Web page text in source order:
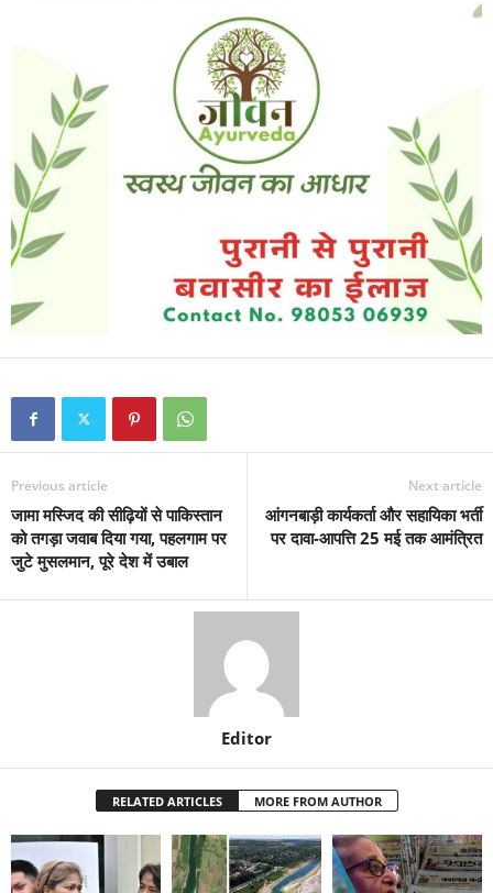
Previous article
जामा मस्जिद की सीढ़ियों से पाकिस्तान
को तगड़ा जवाब दिया गया, पहलगाम पर
जुटे मुसलमान, पूरे देश में उबाल
Next article
आंगनबाड़ी कार्यकर्ता और सहायिका भर्ती
पर दावा-आपत्ति 25 मई तक आमंत्रित
Editor
RELATED ARTICLES MORE FROM AUTHOR